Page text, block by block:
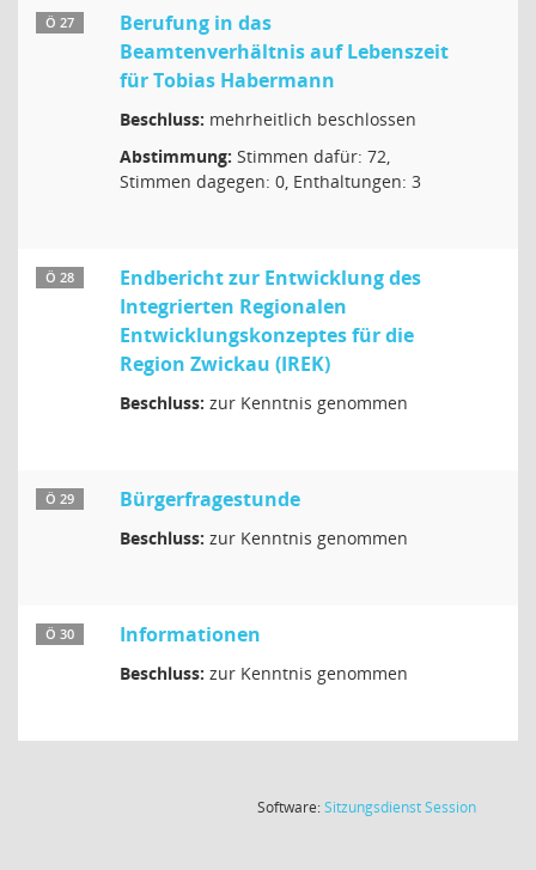
Ö 27
Berufung in das
Beamtenverhältnis auf Lebenszeit
für Tobias Habermann
Beschluss: mehrheitlich beschlossen
Abstimmung: Stimmen dafür: 72,
Stimmen dagegen: 0, Enthaltungen: 3
Ö 28
Endbericht zur Entwicklung des
Integrierten Regionalen
Entwicklungskonzeptes für die
Region Zwickau (IREK)
Beschluss: zur Kenntnis genommen
Ö 29 Bürgerfragestunde
Beschluss: zur Kenntnis genommen
Ö 30 Informationen
Beschluss: zur Kenntnis genommen
Software:SitzungsdienstSession(Wird in